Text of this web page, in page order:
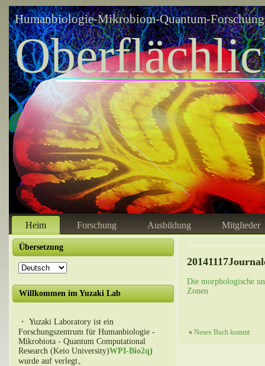
Humanbiologie-Mikrobiom-Quantum-
Heim Forschung Ausbildung Mitglieder
Übersetzung
Willkommen im Yuzaki Lab
・ Yuzaki Laboratory ist ein
Forschungszentrum für Humanbiologie -
Mikrobiota - Quantum Computational
Research (Keio University)WPI-Bio2q)
wurde auf verlegt。
Die morphologische
Zonen
« Neues Buch kommt